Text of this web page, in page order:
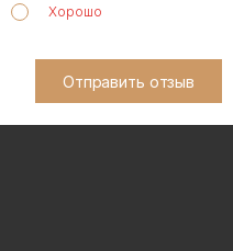
Хорошо
Отправить отзыв